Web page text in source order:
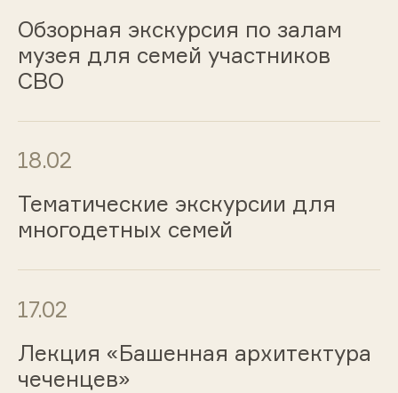
Обзорная экскурсия по залам
музея для семей участников
СВО
18.02
Тематические экскурсии для
многодетных семей
17.02
Лекция «Башенная архитектура
чеченцев»